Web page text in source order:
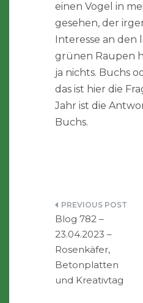
einen Vogel in
gesehen, der
Interesse an den
grünen Raupen
ja nichts. Buchs
das ist hier die
Jahr ist die
Buchs.
Blog 782 –
23.04.2023 –
Rosenkäfer,
Betonplatten
und Kreativtag